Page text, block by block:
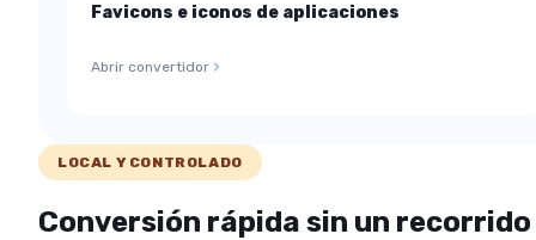
Favicons e iconos de aplicaciones
Abrir convertidor
LOCAL Y CONTROLADO
Conversión rápida sin un recorrido